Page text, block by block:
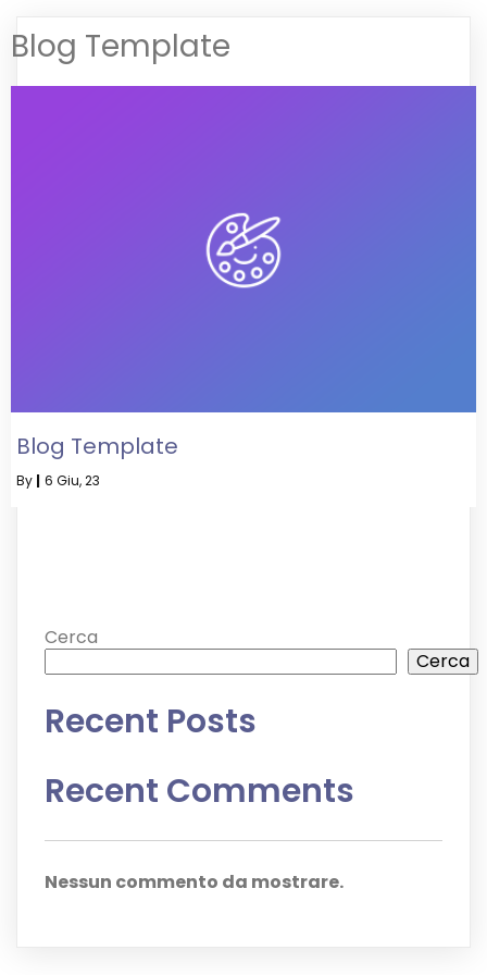
Blog Template
Blog Template
By | 6 Giu, 23
Cerca
Cerca
Recent Posts
Recent Comments
Nessun commento da mostrare.